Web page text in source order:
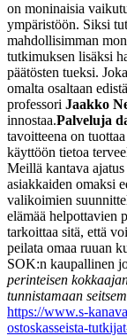
on moninaisia
ympäristöön. Siksi
mahdollisimman
tutkimuksen lisäksi
päätösten tueksi.
omalta osaltaan
professori Jaakko
innostaa.Palveluja
tavoitteena on
käyttöön tietoa
Meillä kantava
asiakkaiden omaksi
valikoimien
elämää helpottavien
tarkoittaa sitä, että
peilata omaa ruuan
SOK:n kaupallinen
perinteisen
tunnistamaan
https://www.s-
ostoskasseista-